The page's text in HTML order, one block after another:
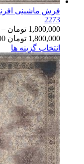
2273
1,800,000 تومان –
1,800,000 تومان through 54,000,000 تومان
انتخاب گزینه ها